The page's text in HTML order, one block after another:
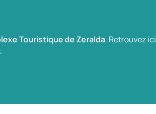
Touristique de Zeralda. Retrouvez ici